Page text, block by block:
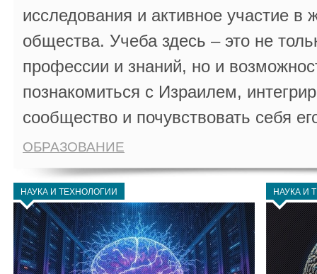
исследования и активное участие в
общества. Учеба здесь – это не
профессии и знаний, но и
познакомиться с Израилем,
сообщество и почувствовать себя
ОБРАЗОВАНИЕ
НАУКА И ТЕХНОЛОГИИ НАУКА И